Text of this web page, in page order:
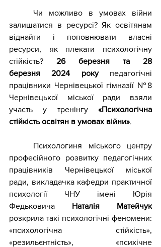
залишатися в ресурсі? Як освітянам
віднайти і поповнювати власні
ресурси, як плекати психологічну
стійкість? 26 березня та 28
березня
2024 року педагогічні
працівники Чернівецької гімназії №8
Чернівецької міської ради взяли
участь у тренінгу «Психологічна
стійкість освітян в умовах війни».
Психологиня міського центру
професійного розвитку педагогічних
працівників Чернівецької міської
ради, викладачка кафедри практичної
психології ЧНУ імені Юрія
Федьковича Наталія Матейчук
«психологічна стійкість»,
«резильєнтність», «психічне